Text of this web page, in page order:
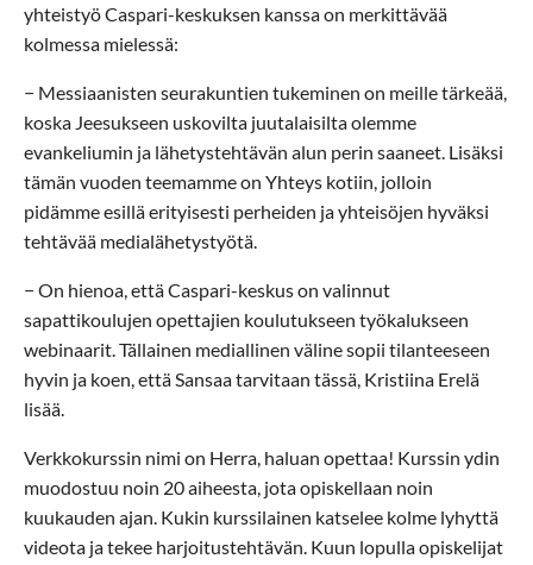
yhteistyö Caspari-keskuksen kanssa on merkittävää
kolmessa mielessä:
− Messiaanisten seurakuntien tukeminen on meille tärkeää,
koska Jeesukseen uskovilta juutalaisilta olemme
evankeliumin ja lähetystehtävän alun perin saaneet. Lisäksi
tämän vuoden teemamme on Yhteys kotiin, jolloin
pidämme esillä erityisesti perheiden ja yhteisöjen hyväksi
tehtävää medialähetystyötä.
− On hienoa, että Caspari-keskus on valinnut
sapattikoulujen opettajien koulutukseen työkalukseen
webinaarit. Tällainen mediallinen väline sopii tilanteeseen
hyvin ja koen, että Sansaa tarvitaan tässä, Kristiina Erelä
lisää.
Verkkokurssin nimi on Herra, haluan opettaa! Kurssin ydin
muodostuu noin 20 aiheesta, jota opiskellaan noin
kuukauden ajan. Kukin kurssilainen katselee kolme lyhyttä
videota ja tekee harjoitustehtävän. Kuun lopulla opiskelijat